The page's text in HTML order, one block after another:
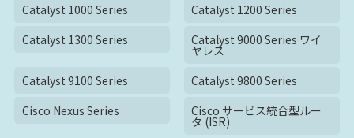
Catalyst 1000 Series
Catalyst 1200 Series
Catalyst 1300 Series
Catalyst 9000 Series ワイ
ヤレス
Catalyst 9100 Series
Catalyst 9800 Series
Cisco Nexus Series
Cisco サービス統合型ルー
タ (ISR)